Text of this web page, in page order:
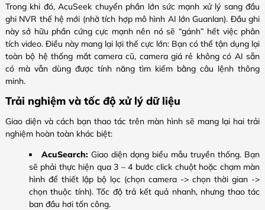
Trong khi đó, AcuSeek chuyển phần lớn sức mạnh xử lý sang đầu
ghi NVR thế hệ mới (nhờ tích hợp mô hình AI lớn Guanlan). Đầu ghi
này sở hữu phần cứng cực mạnh nên nó sẽ “gánh” hết việc phân
tích video. Điều này mang lại lợi thế cực lớn: Bạn có thể tận dụng lại
toàn bộ hệ thống mắt camera cũ, camera giá rẻ không có AI sẵn
có mà vẫn dùng được tính năng tìm kiếm bằng câu lệnh thông
minh.
Trải nghiệm và tốc độ xử lý dữ liệu
Giao diện và cách bạn thao tác trên màn hình sẽ mang lại hai trải
nghiệm hoàn toàn khác biệt:
AcuSearch: Giao diện dạng biểu mẫu truyền thống. Bạn
sẽ phải thực hiện qua 3 – 4 bước click chuột hoặc chạm màn
hình để thiết lập bộ lọc (chọn camera -> chọn thời gian ->
chọn thuộc tính). Tốc độ trả kết quả nhanh, nhưng thao tác
ban đầu hơi tốn công.